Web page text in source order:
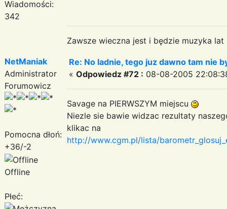
Wiadomości:
342
Zawsze wieczna jest i będzie muzyka
NetManiak
Administrator
Forumowicz
Pomocna dłoń:
+36/-2
Offline
Płeć:
Re: No ladnie, tego juz dawno tam nie
« Odpowiedz #72 : 08-08-2005
Savage na PIERWSZYM miejscu
Niezle sie bawie widzac rezultaty
klikac na
http://www.cgm.pl/lista/